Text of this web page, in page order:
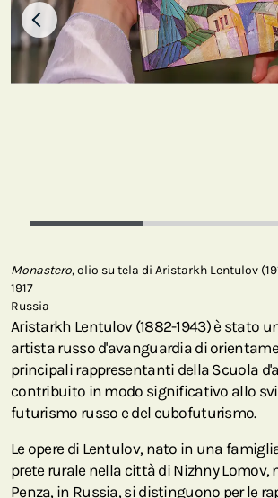
Monastero, olio su tela di Aristarkh Lentulov
1917
Russia
Aristarkh Lentulov (1882-1943) è stato
artista russo d'avanguardia di
principali rappresentanti della Scuola
contribuito in modo significativo allo
futurismo russo e del cubofuturismo.
Le opere di Lentulov, nato in una
prete rurale nella città di Nizhny Lomov,
Penza, in Russia, si distinguono per le